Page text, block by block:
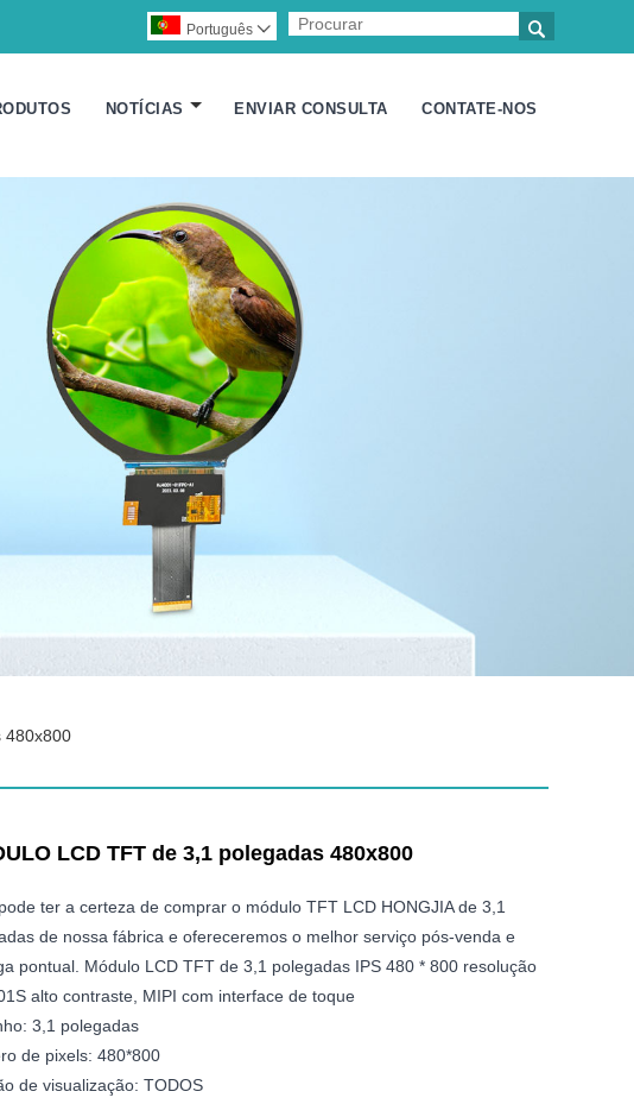

Português 
NOTÍCIAS ENVIAR CONSULTA CONTATE-NOS
480x800
LCD TFT de 3,1 polegadas 480x800
ter a certeza de comprar o módulo TFT LCD HONGJIA de 3,1
de nossa fábrica e ofereceremos o melhor serviço pós-venda e
pontual. Módulo LCD TFT de 3,1 polegadas IPS 480 * 800 resolução
alto contraste, MIPI com interface de toque
3,1 polegadas
de pixels: 480*800
de visualização: TODOS